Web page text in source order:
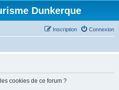
Dunkerque
Connexion
Inscription
cookies de ce forum ?